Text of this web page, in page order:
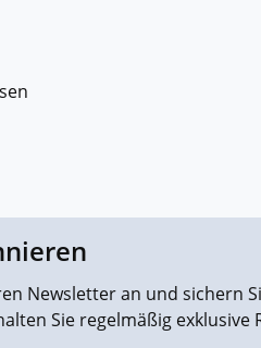
Newsletter an und sichern
Sie regelmäßig